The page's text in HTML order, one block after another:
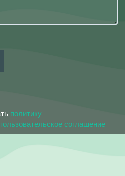
политику
пользовательское соглашение